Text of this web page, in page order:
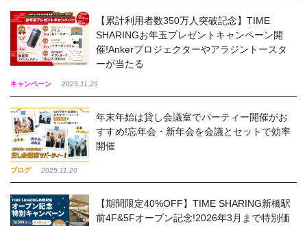
キャンペーン 2025,11,25
【累計利用者数350万人突破記念】TIME
SHARINGお年玉プレゼントキャンペーン開
催!Ankerプロジェクターやアラジントースタ
ーが当たる
ブログ 2025,11,20
年末年始は貸し会議室でパーティー開催がお
すすめ!忘年会・新年会を会議とセットで効率
開催
【期間限定40%OFF】TIME SHARING新橋駅
前4F&5Fオープン記念!2026年3月まで特別価